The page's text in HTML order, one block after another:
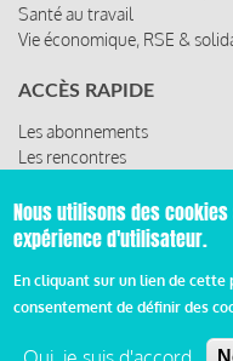
Santé au travail
Vie économique, RSE &
ACCÈS RAPIDE
Les abonnements
Les rencontres
© 2019 Miroir
Mentions légales et
Nous utilisons des
expérience d'utilisateur.
En cliquant sur un lien de cette
consentement de définir des